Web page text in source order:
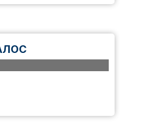
и ценами. Модели для
Все системы
обеспечивая